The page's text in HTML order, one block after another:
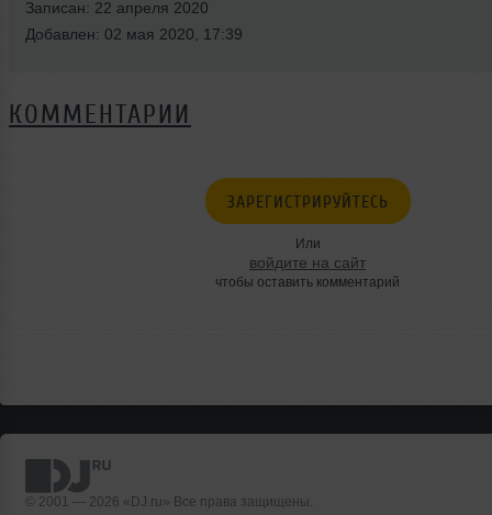
Записан: 22 апреля 2020
Добавлен: 02 мая 2020, 17:39
КОММЕНТАРИИ
ЗАРЕГИСТРИРУЙТЕСЬ
Или
войдите на сайт
чтобы оставить комментарий
© 2001 — 2026 «DJ.ru» Все права защищены.